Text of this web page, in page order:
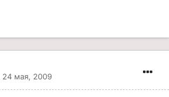
24 мая, 2009